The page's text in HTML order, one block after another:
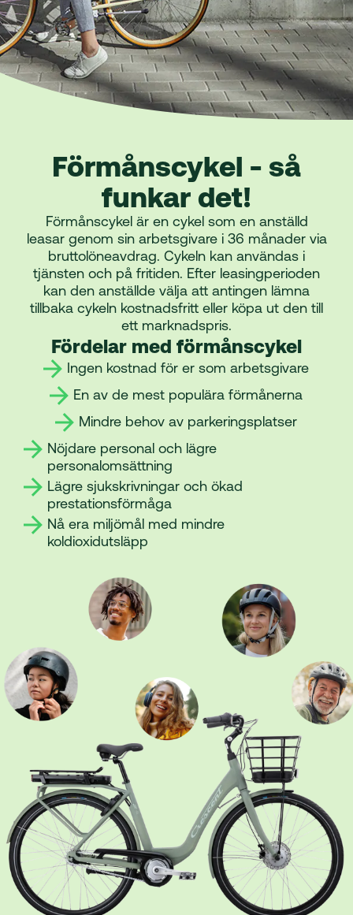
Förmånscykel - så
funkar det!
Förmånscykel är en cykel som en anställd
leasar genom sin arbetsgivare i 36 månader via
bruttolöneavdrag. Cykeln kan användas i
tjänsten och på fritiden. Efter leasingperioden
kan den anställde välja att antingen lämna
tillbaka cykeln kostnadsfritt eller köpa ut den till
ett marknadspris.
Fördelar med förmånscykel
Ingen kostnad för er som arbetsgivare
En av de mest populära förmånerna
Mindre behov av parkeringsplatser
Nöjdare personal och lägre
personalomsättning
Lägre sjukskrivningar och ökad
prestationsförmåga
Nå era miljömål med mindre
koldioxidutsläpp